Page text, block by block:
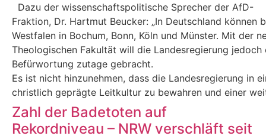
Dazu der wissenschaftspolitische Sprecher der AfD-
Fraktion, Dr. Hartmut Beucker: „In Deutschland
Westfalen in Bochum, Bonn, Köln und Münster. Mit der
Theologischen Fakultät will die Landesregierung
Befürwortung zutage gebracht.
Es ist nicht hinzunehmen, dass die Landesregierung in
christlich geprägte Leitkultur zu bewahren und einer
Zahl der Badetoten auf
Rekordniveau – NRW verschläft seit